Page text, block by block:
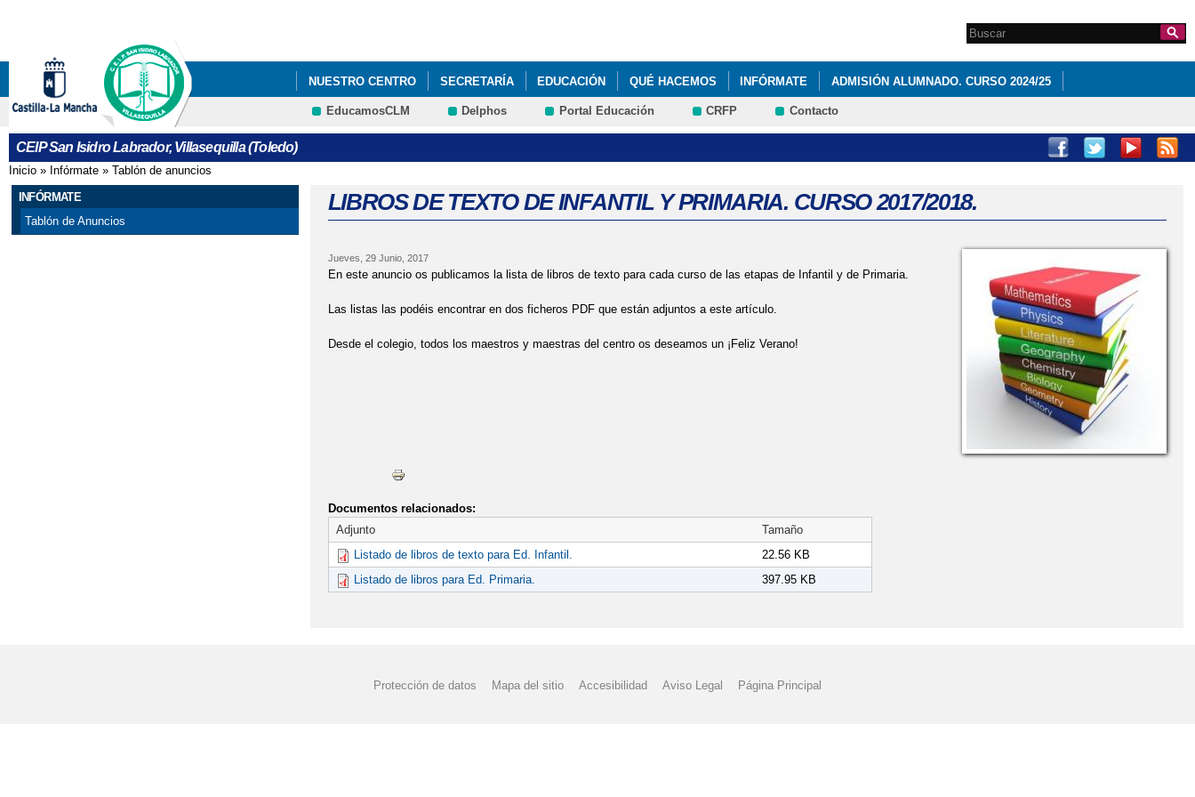
Formulario de
búsqueda
Search this site
NUESTRO CENTRO SECRETARÍA EDUCACIÓN QUÉ HACEMOS INFÓRMATE ADMISIÓN ALUMNADO. CURSO 2024/25
ADMISIÓN ALUMNADO 3 AÑOS ~ CURSO 2023/24 PLAN DE INICIO DE CURSO 2021-22 + PLAN DE CONTINGENCIA
EducamosCLM Delphos Portal Educación CRFP Contacto
CEIP San Isidro Labrador, Villasequilla (Toledo)
Se encuentra usted aquí
Inicio » Infórmate » Tablón de anuncios
INFÓRMATE
Tablón de Anuncios
LIBROS DE TEXTO DE INFANTIL Y PRIMARIA. CURSO 2017/2018.
Jueves, 29 Junio, 2017
En este anuncio os publicamos la lista de libros de texto para cada curso de las etapas de Infantil y de Primaria.
Las listas las podéis encontrar en dos ficheros PDF que están adjuntos a este artículo.
Desde el colegio, todos los maestros y maestras del centro os deseamos un ¡Feliz Verano!
Documentos relacionados:
Adjunto
Tamaño
Listado de libros de texto para Ed. Infantil.
22.56 KB
Listado de libros para Ed. Primaria.
397.95 KB
Protección de datos Mapa del sitio Accesibilidad Aviso Legal Página Principal